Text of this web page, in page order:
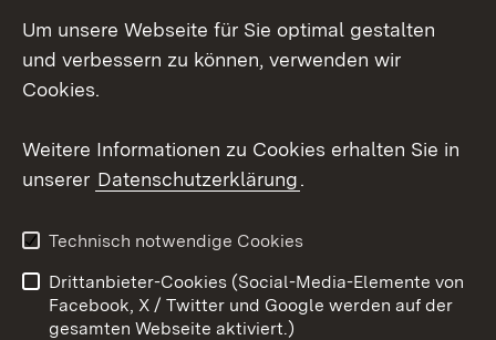
Mastodon
Youtube
Kontakt
Datenschutz
Barrierefreiheit
Impressum Cookies
Um unsere Webseite für Sie optimal gestalten
und verbessern zu können, verwenden wir
Cookies.
Weitere Informationen zu Cookies erhalten Sie in
unserer Datenschutzerklärung.
Technisch notwendige Cookies
Drittanbieter-Cookies (Social-Media-Elemente von
Facebook, X / Twitter und Google werden auf der
gesamten Webseite aktiviert.)